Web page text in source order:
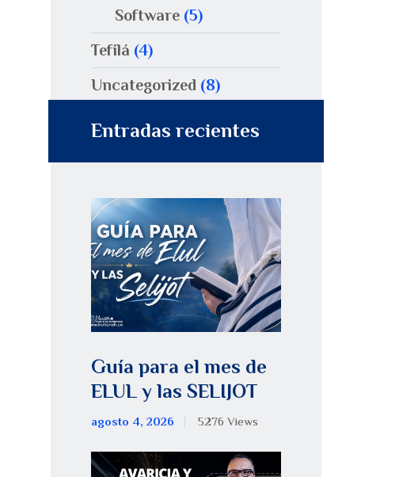
Software (5)
Tefilá (4)
Uncategorized (8)
Entradas recientes
Guía para el mes de
ELUL y las SELIJOT
agosto 4, 2026 5276 Views